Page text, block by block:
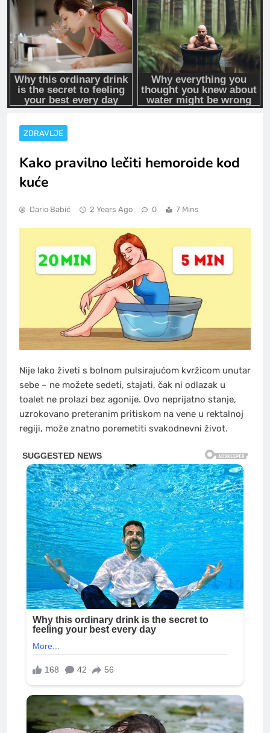
ZDRAVLJE
Kako pravilno lečiti hemoroide kod
kuće
Dario Babić 2 Years Ago 0 7 Mins
Nije lako živeti s bolnom pulsirajućom kvržicom unutar
sebe – ne možete sedeti, stajati, čak ni odlazak u
toalet ne prolazi bez agonije. Ovo neprijatno stanje,
uzrokovano preteranim pritiskom na vene u rektalnoj
regiji, može znatno poremetiti svakodnevni život.